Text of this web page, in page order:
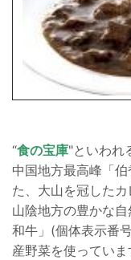
“食の宝庫"といわれ
中国地方最高峰「
た、大山を冠したカ
山陰地方の豊かな
和牛」(個体表示番
産野菜を使っていま